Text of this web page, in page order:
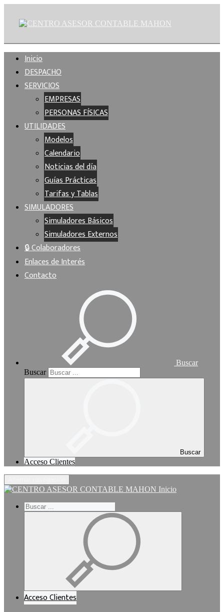
Inicio
DESPACHO
SERVICIOS
EMPRESAS
PERSONAS FÍSICAS
UTILIDADES
Modelos
Calendario
Noticias del día
Guías Prácticas
Tarifas y Tablas
SIMULADORES
Simuladores Básicos
Simuladores Externos
🔒 Colaboradores
Enlaces de Interés
Contacto
Buscar
Buscar
Buscar
Acceso Clientes
Inicio
Acceso Clientes